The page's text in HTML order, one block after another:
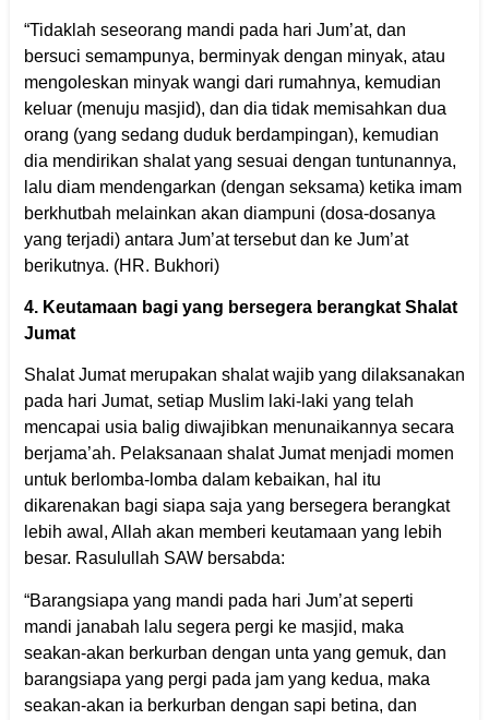
“Tidaklah seseorang mandi pada hari Jum’at, dan
bersuci semampunya, berminyak dengan minyak, atau
mengoleskan minyak wangi dari rumahnya, kemudian
keluar (menuju masjid), dan dia tidak memisahkan dua
orang (yang sedang duduk berdampingan), kemudian
dia mendirikan shalat yang sesuai dengan tuntunannya,
lalu diam mendengarkan (dengan seksama) ketika imam
berkhutbah melainkan akan diampuni (dosa-dosanya
yang terjadi) antara Jum’at tersebut dan ke Jum’at
berikutnya. (HR. Bukhori)
4. Keutamaan bagi yang bersegera berangkat Shalat
Jumat
Shalat Jumat merupakan shalat wajib yang dilaksanakan
pada hari Jumat, setiap Muslim laki-laki yang telah
mencapai usia balig diwajibkan menunaikannya secara
berjama’ah. Pelaksanaan shalat Jumat menjadi momen
untuk berlomba-lomba dalam kebaikan, hal itu
dikarenakan bagi siapa saja yang bersegera berangkat
lebih awal, Allah akan memberi keutamaan yang lebih
besar. Rasulullah SAW bersabda:
“Barangsiapa yang mandi pada hari Jum’at seperti
mandi janabah lalu segera pergi ke masjid, maka
seakan-akan berkurban dengan unta yang gemuk, dan
barangsiapa yang pergi pada jam yang kedua, maka
seakan-akan ia berkurban dengan sapi betina, dan